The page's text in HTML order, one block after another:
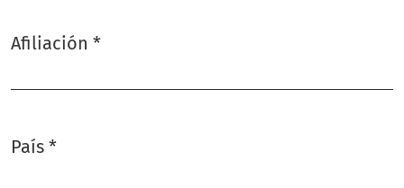
Afiliación *
País *